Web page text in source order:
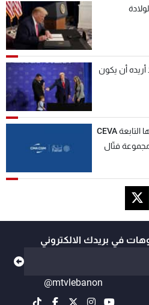
أريده أن يكون
مجموعة CMA CGM عبر شركتها التابعة CEVA
في بريدك الالكتروني
@mtvlebanon